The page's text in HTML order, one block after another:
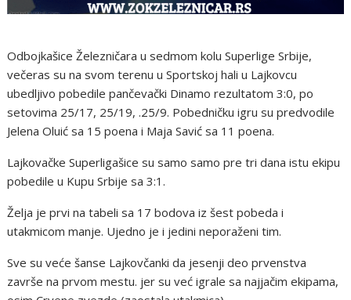
Odbojkašice Železničara u sedmom kolu Superlige Srbije,
večeras su na svom terenu u Sportskoj hali u Lajkovcu
ubedljivo pobedile pančevački Dinamo rezultatom 3:0, po
setovima 25/17, 25/19, .25/9. Pobedničku igru su predvodile
Jelena Oluić sa 15 poena i Maja Savić sa 11 poena.
Lajkovačke Superligašice su samo samo pre tri dana istu ekipu
pobedile u Kupu Srbije sa 3:1.
Želja je prvi na tabeli sa 17 bodova iz šest pobeda i
utakmicom manje. Ujedno je i jedini neporaženi tim.
Sve su veće šanse Lajkovčanki da jesenji deo prvenstva
završe na prvom mestu. jer su već igrale sa najjačim ekipama,